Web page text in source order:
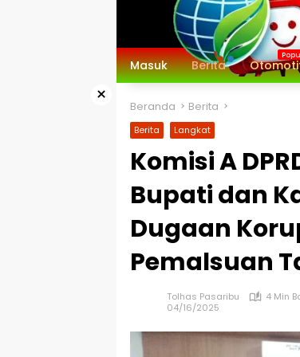
Masuk Berita
× Beranda Berita
Berita Langkat
Komisi A
Bupati dan
Dugaan
Pemalsuan
Tolhas Pasaribu
4 Min
04/16/2025